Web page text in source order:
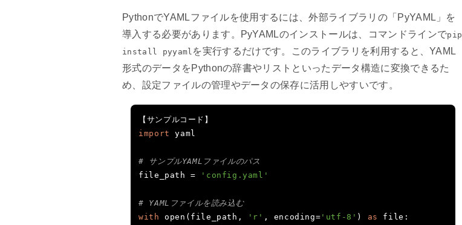
PythonでYAMLファイルを使用するには、外部ライブラリの「PyYAML」を
導入する必要があります。PyYAMLのインストールは、コマンドラインでpip
install pyyaml を実行するだけです。このライブラリを利用すると、YAML
形式のデータをPythonの辞書やリストといったデータ構造に変換できるた
め、設定ファイルの管理やデータの保存に活用しやすいです。
【サンプルコード】
import
yaml
# サンプルYAMLファイルのパス
file_path = 'config.yaml'
# YAMLファイルを読み込む
with
open ( file_path , 'r' , encoding= 'utf-8' ) as file :